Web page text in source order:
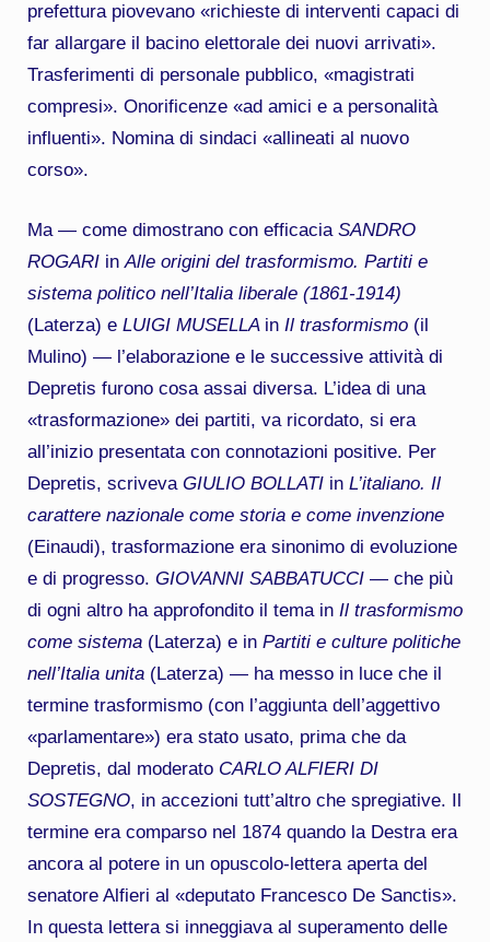
prefettura piovevano «richieste di interventi capaci di
far allargare il bacino elettorale dei nuovi arrivati».
Trasferimenti di personale pubblico, «magistrati
compresi». Onorificenze «ad amici e a personalità
influenti». Nomina di sindaci «allineati al nuovo
corso».
Ma — come dimostrano con efficaciaSANDRO
ROGARIin Alle origini del trasformismo. Partiti e
sistema politico nell’Italia liberale (1861-1914)
(Laterza) e LUIGI MUSELLA in Il trasformismo(il
Mulino) — l’elaborazione e le successive attività di
Depretis furono cosa assai diversa. L’idea di una
«trasformazione» dei partiti, va ricordato, si era
all’inizio presentata con connotazioni positive. Per
Depretis, scriveva GIULIO BOLLATI in L’italiano. Il
carattere nazionale come storia e come invenzione
(Einaudi), trasformazione era sinonimo di evoluzione
e di progresso. GIOVANNI SABBATUCCI — che più
di ogni altro ha approfondito il tema in Il trasformismo
come sistema (Laterza) e in Partiti e culture politiche
nell’Italia unita(Laterza) — ha messo in luce che il
termine trasformismo (con l’aggiunta dell’aggettivo
«parlamentare») era stato usato, prima che da
Depretis, dal moderato CARLO ALFIERI DI
SOSTEGNO, in accezioni tutt’altro che spregiative. Il
termine era comparso nel 1874 quando la Destra era
ancora al potere in un opuscolo-lettera aperta del
senatore Alfieri al «deputato Francesco De Sanctis».
In questa lettera si inneggiava al superamento delle